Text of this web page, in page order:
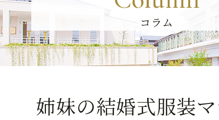
コラム
姉妹の結婚式服装